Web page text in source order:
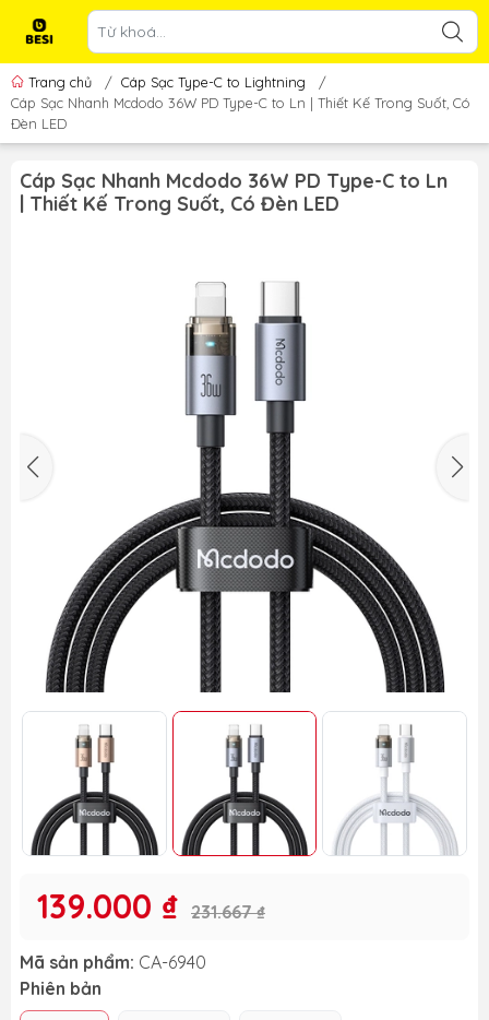
Trang chủ / Cáp Sạc Type-C to Lightning
/
Cáp Sạc Nhanh Mcdodo 36W PD Type-C to Ln | Thiết Kế Trong Suốt, Có
Đèn LED
Cáp Sạc Nhanh Mcdodo 36W PD Type-C to Ln
| Thiết Kế Trong Suốt, Có Đèn LED
139.000 ₫ 231.667 ₫
Mã sản phẩm: CA-6940
Phiên bản